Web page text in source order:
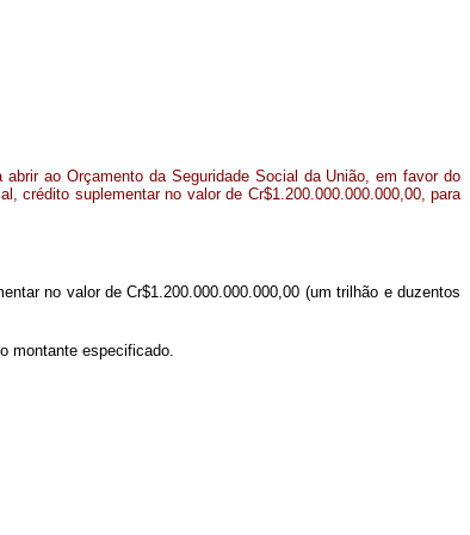
ao Orçamento da Seguridade Social da União, em favor do
crédito suplementar no valor de Cr$1.200.000.000.000,00, para
no valor de Cr$1.200.000.000.000,00 (um trilhão e duzentos
montante especificado.